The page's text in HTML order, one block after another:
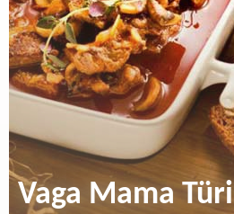
Vaga Mama Türi